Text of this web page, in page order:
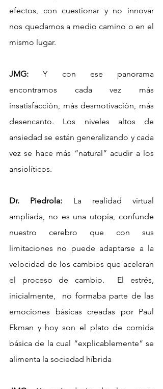
efectos, con cuestionar y no innovar
nos quedamos a medio camino o en el
mismo lugar.
JMG: Y con ese panorama
encontramos cada vez más
insatisfacción, más desmotivación, más
desencanto. Los niveles altos de
ansiedad se están generalizando y cada
vez se hace más “natural” acudir a los
ansiolíticos.
Dr. Piedrola: La realidad virtual
ampliada, no es una utopía, confunde
nuestro cerebro que con sus
limitaciones no puede adaptarse a la
velocidad de los cambios que aceleran
el proceso de cambio.  El estrés,
inicialmente,  no formaba parte de las
emociones básicas creadas por Paul
Ekman y hoy son el plato de comida
básica de la cual “explicablemente” se
alimenta la sociedad híbrida